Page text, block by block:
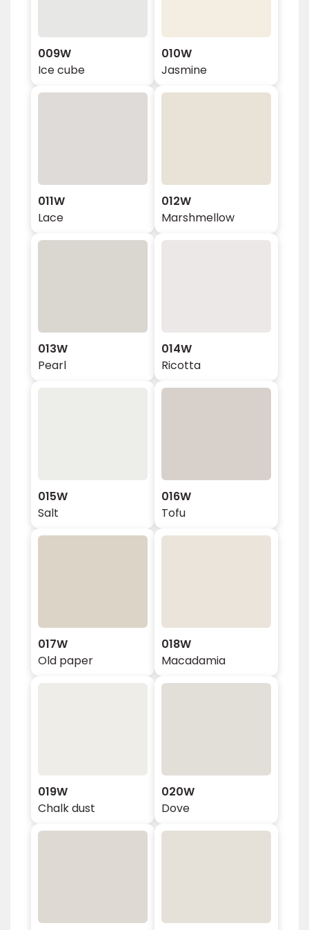
009W
Ice cube
010W
Jasmine
011W
Lace
012W
Marshmellow
013W
Pearl
014W
Ricotta
015W
Salt
016W
Tofu
017W
Old paper
018W
Macadamia
019W
Chalk dust
020W
Dove